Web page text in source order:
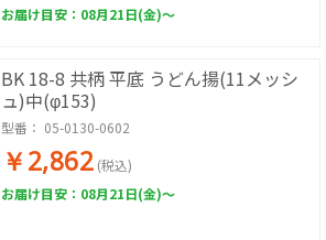
お届け目安：08月21日(金)～
BK 18-8 共柄 平底 うどん揚(11メッシ
ュ)中(φ153)
型番： 05-0130-0602
￥2,862 (税込)
お届け目安：08月21日(金)～